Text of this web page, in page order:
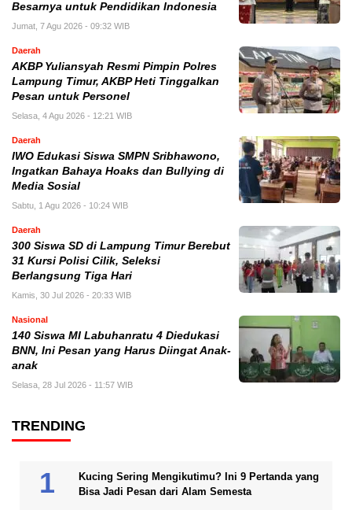
Besarnya untuk Pendidikan Indonesia
Jumat, 7 Agu 2026 - 09:32 WIB
Daerah
AKBP Yuliansyah Resmi Pimpin Polres
Lampung Timur, AKBP Heti Tinggalkan
Pesan untuk Personel
Selasa, 4 Agu 2026 - 12:21 WIB
Daerah
IWO Edukasi Siswa SMPN Sribhawono,
Ingatkan Bahaya Hoaks dan Bullying di
Media Sosial
Sabtu, 1 Agu 2026 - 10:24 WIB
Daerah
300 Siswa SD di Lampung Timur Berebut
31 Kursi Polisi Cilik, Seleksi
Berlangsung Tiga Hari
Kamis, 30 Jul 2026 - 20:33 WIB
Nasional
140 Siswa MI Labuhanratu 4 Diedukasi
BNN, Ini Pesan yang Harus Diingat Anak-
anak
Selasa, 28 Jul 2026 - 11:57 WIB
TRENDING
Kucing Sering Mengikutimu? Ini 9 Pertanda yang
Bisa Jadi Pesan dari Alam Semesta